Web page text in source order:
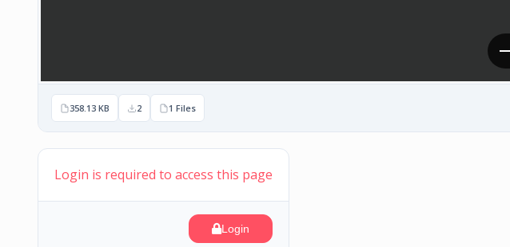
358.13 KB 2 1 Files
Login is required to access this page
Login